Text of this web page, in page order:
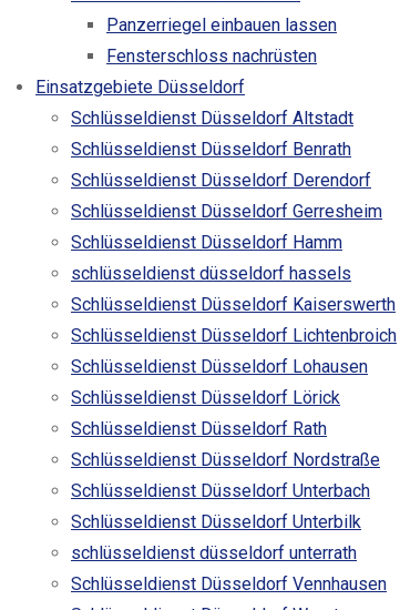
Panzerriegel einbauen lassen
Fensterschloss nachrüsten
Einsatzgebiete Düsseldorf
Schlüsseldienst Düsseldorf Altstadt
Schlüsseldienst Düsseldorf Benrath
Schlüsseldienst Düsseldorf Derendorf
Schlüsseldienst Düsseldorf Gerresheim
Schlüsseldienst Düsseldorf Hamm
schlüsseldienst düsseldorf hassels
Schlüsseldienst Düsseldorf Kaiserswerth
Schlüsseldienst Düsseldorf Lichtenbroich
Schlüsseldienst Düsseldorf Lohausen
Schlüsseldienst Düsseldorf Lörick
Schlüsseldienst Düsseldorf Rath
Schlüsseldienst Düsseldorf Nordstraße
Schlüsseldienst Düsseldorf Unterbach
Schlüsseldienst Düsseldorf Unterbilk
schlüsseldienst düsseldorf unterrath
Schlüsseldienst Düsseldorf Vennhausen